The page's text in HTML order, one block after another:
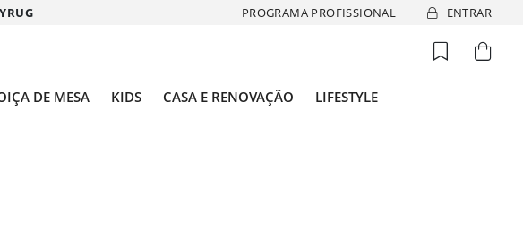
PROGRAMA PROFISSIONAL ENTRAR
DE MESA KIDS CASA E RENOVAÇÃO LIFESTYLE